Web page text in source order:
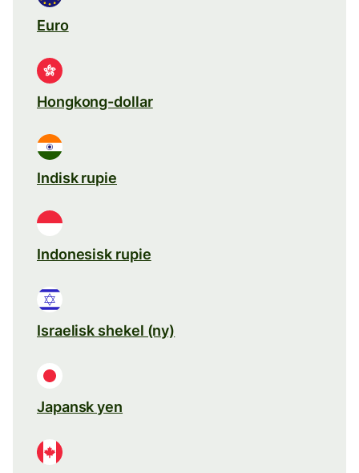
Euro
Hongkong-dollar
Indisk rupie
Indonesisk rupie
Israelisk shekel (ny)
Japansk yen